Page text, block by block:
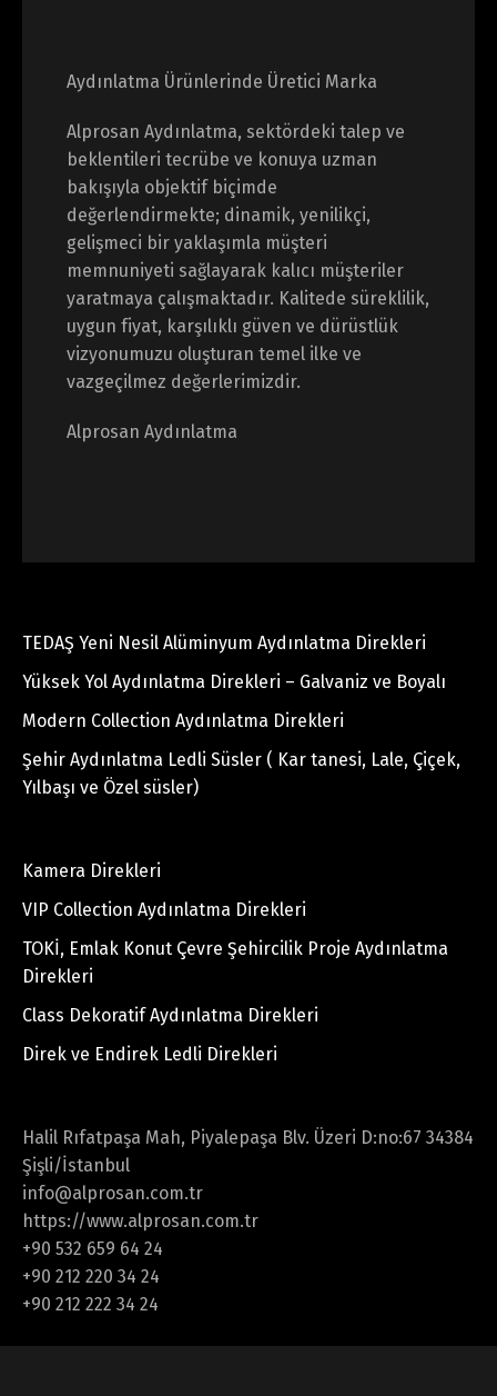
Aydınlatma Ürünlerinde Üretici Marka
Alprosan Aydınlatma, sektördeki talep ve
beklentileri tecrübe ve konuya uzman
bakışıyla objektif biçimde
değerlendirmekte; dinamik, yenilikçi,
gelişmeci bir yaklaşımla müşteri
memnuniyeti sağlayarak kalıcı müşteriler
yaratmaya çalışmaktadır. Kalitede süreklilik,
uygun fiyat, karşılıklı güven ve dürüstlük
vizyonumuzu oluşturan temel ilke ve
vazgeçilmez değerlerimizdir.
Alprosan Aydınlatma
TEDAŞ Yeni Nesil Alüminyum Aydınlatma Direkleri
Yüksek Yol Aydınlatma Direkleri – Galvaniz ve Boyalı
Modern Collection Aydınlatma Direkleri
Şehir Aydınlatma Ledli Süsler ( Kar tanesi, Lale, Çiçek,
Yılbaşı ve Özel süsler)
Kamera Direkleri
VIP Collection Aydınlatma Direkleri
TOKİ, Emlak Konut Çevre Şehircilik Proje Aydınlatma
Direkleri
Class Dekoratif Aydınlatma Direkleri
Direk ve Endirek Ledli Direkleri
Halil Rıfatpaşa Mah, Piyalepaşa Blv. Üzeri D:no:67 34384
Şişli/İstanbul
info@alprosan.com.tr
https://www.alprosan.com.tr
+90 532 659 64 24
+90 212 220 34 24
+90 212 222 34 24